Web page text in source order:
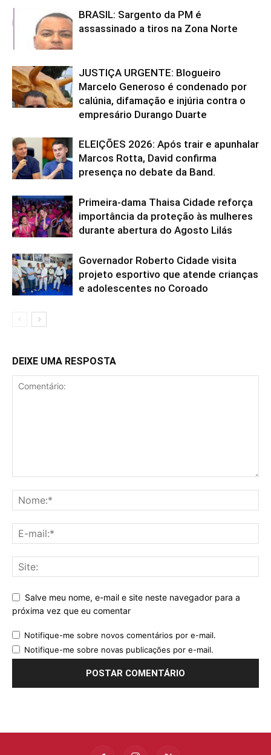
BRASIL: Sargento da PM é
assassinado a tiros na Zona Norte
JUSTIÇA URGENTE: Blogueiro
Marcelo Generoso é condenado por
calúnia, difamação e injúria contra o
empresário Durango Duarte
ELEIÇÕES 2026: Após trair e apunhalar
Marcos Rotta, David confirma
presença no debate da Band.
Primeira-dama Thaisa Cidade reforça
importância da proteção às mulheres
durante abertura do Agosto Lilás
Governador Roberto Cidade visita
projeto esportivo que atende crianças
e adolescentes no Coroado
DEIXE UMA RESPOSTA
Salve meu nome, e-mail e site neste navegador para a
próxima vez que eu comentar
Notifique-me sobre novos comentários por e-mail.
Notifique-me sobre novas publicações por e-mail.